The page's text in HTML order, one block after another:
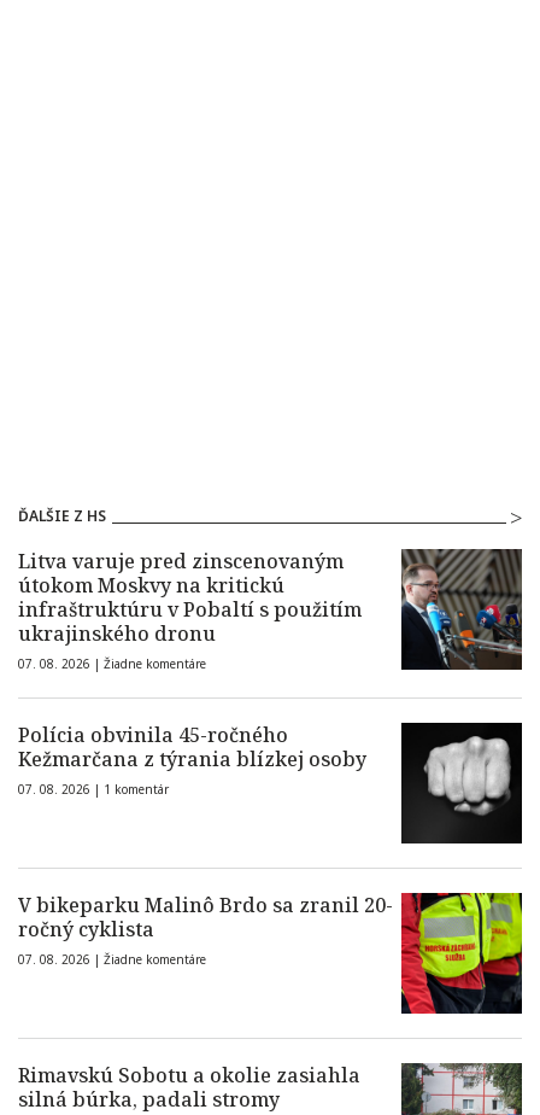
ĎALŠIE Z HS
Litva varuje pred zinscenovaným
útokom Moskvy na kritickú
infraštruktúru v Pobaltí s použitím
ukrajinského dronu
07. 08. 2026 | Žiadne komentáre
Polícia obvinila 45-ročného
Kežmarčana z týrania blízkej osoby
07. 08. 2026 | 1 komentár
V bikeparku Malinô Brdo sa zranil 20-
ročný cyklista
07. 08. 2026 | Žiadne komentáre
Rimavskú Sobotu a okolie zasiahla
silná búrka, padali stromy